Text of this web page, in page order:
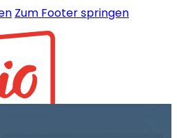
Zum Footer springen